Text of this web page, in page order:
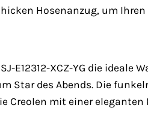
Hosenanzug, um
E12312-XCZ-YG die
Star des Abends. Die
Creolen mit einer eleganten